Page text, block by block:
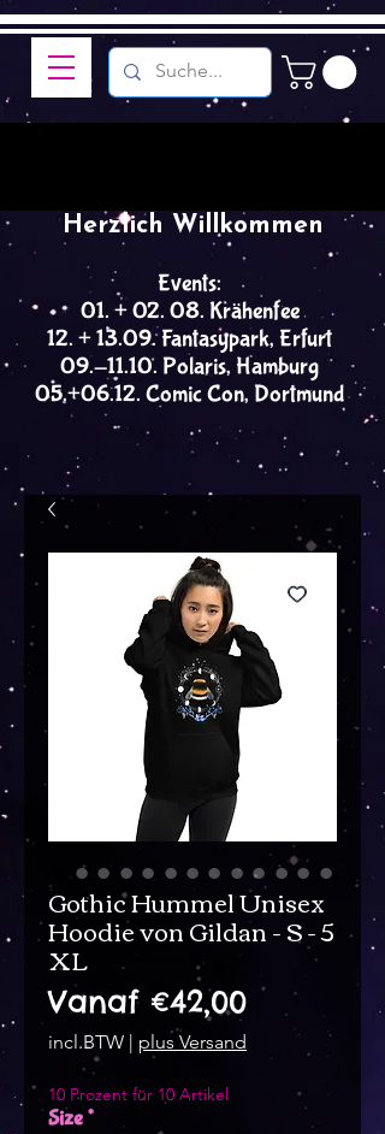
Events:
01. + 02. 08. Krähenfee
12. + 13.09. Fantasypark, Erfurt
09.-11.10. Polaris, Hamburg
05.+06.12. Comic Con, Dortmund
Herzlich Willkommen
Gothic Hummel Unisex
Hoodie von Gildan - S - 5
XL
Vanaf €42,00
incl.BTW | plus Versand
10 Prozent für 10 Artikel
Size*